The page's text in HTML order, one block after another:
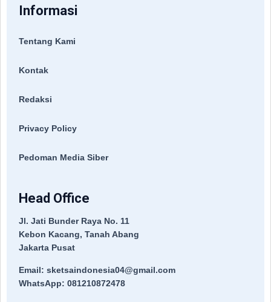
Informasi
Tentang Kami
Kontak
Redaksi
Privacy Policy
Pedoman Media Siber
Head Office
Jl. Jati Bunder Raya No. 11
Kebon Kacang, Tanah Abang
Jakarta Pusat
Email: sketsaindonesia04@gmail.com
WhatsApp: 081210872478